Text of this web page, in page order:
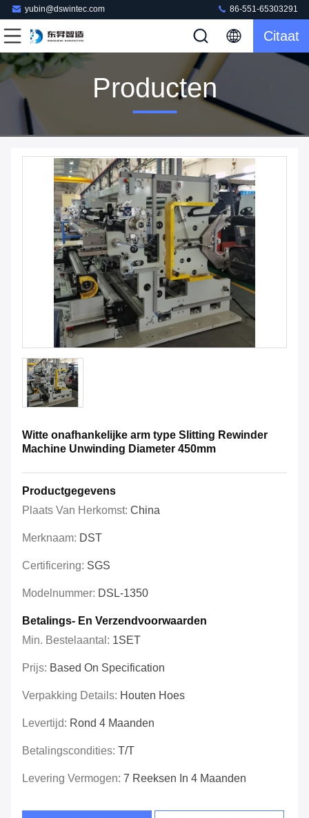
yubin@dswintec.com 86-551-65303291
Citaat
Producten
Witte onafhankelijke arm type Slitting Rewinder
Machine Unwinding Diameter 450mm
Productgegevens
Plaats Van Herkomst: China
Merknaam: DST
Certificering: SGS
Modelnummer: DSL-1350
Betalings- En Verzendvoorwaarden
Min. Bestelaantal: 1SET
Prijs: Based On Specification
Verpakking Details: Houten Hoes
Levertijd: Rond 4 Maanden
Betalingscondities: T/T
Levering Vermogen: 7 Reeksen In 4 Maanden